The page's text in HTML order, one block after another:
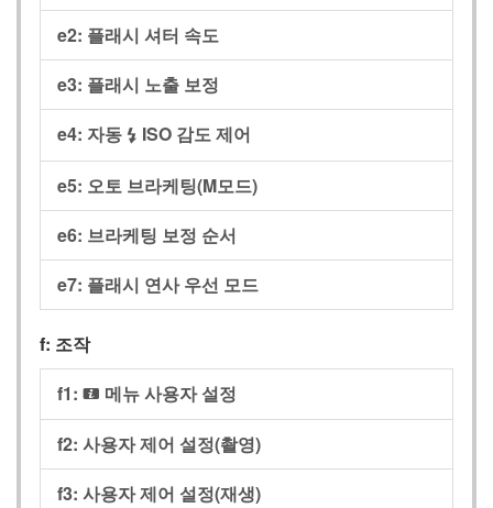
e2: 플래시 셔터 속도
e3: 플래시 노출 보정
e4: 자동 c ISO 감도 제어
e5: 오토 브라케팅(M모드)
e6: 브라케팅 보정 순서
e7: 플래시 연사 우선 모드
f: 조작
f1: i 메뉴 사용자 설정
f2: 사용자 제어 설정(촬영)
f3: 사용자 제어 설정(재생)